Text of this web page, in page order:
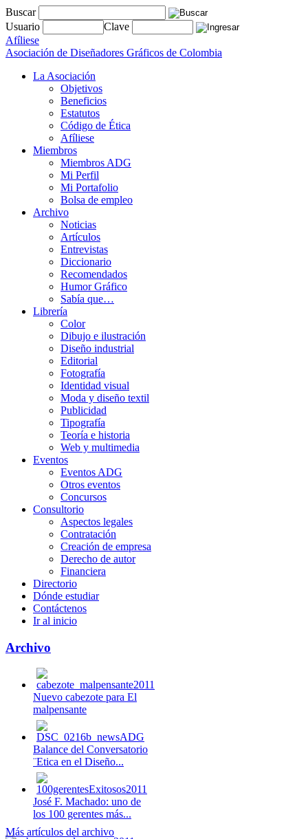
Buscar
Usuario
Clave
Afíliese
Asociación de Diseñadores Gráficos de Colombia
La Asociación
Objetivos
Beneficios
Estatutos
Código de Ética
Afíliese
Miembros
Miembros ADG
Mi Perfil
Mi Portafolio
Bolsa de empleo
Archivo
Noticias
Artículos
Entrevistas
Diccionario
Recomendados
Humor Gráfico
Sabía que…
Librería
Color
Dibujo e ilustración
Diseño industrial
Editorial
Fotografía
Identidad visual
Moda y diseño textil
Publicidad
Tipografía
Teoría e historia
Web y multimedia
Eventos
Eventos ADG
Otros eventos
Concursos
Consultorio
Aspectos legales
Contratación
Creación de empresa
Derecho de autor
Financiera
Directorio
Dónde estudiar
Contáctenos
Ir al inicio
Archivo
Nuevo cabezote para El
malpensante
Balance del Conversatorio
¨Etica en el Diseño...
José F. Machado: uno de
los 100 gerentes más...
Más artículos del archivo